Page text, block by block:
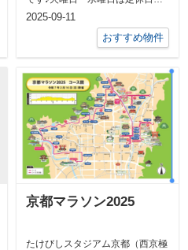
頂戴しておりました。定休日の間
2025-09-11
おすすめ物件
京都マラソン2025
たけびしスタジアム京都（西京極